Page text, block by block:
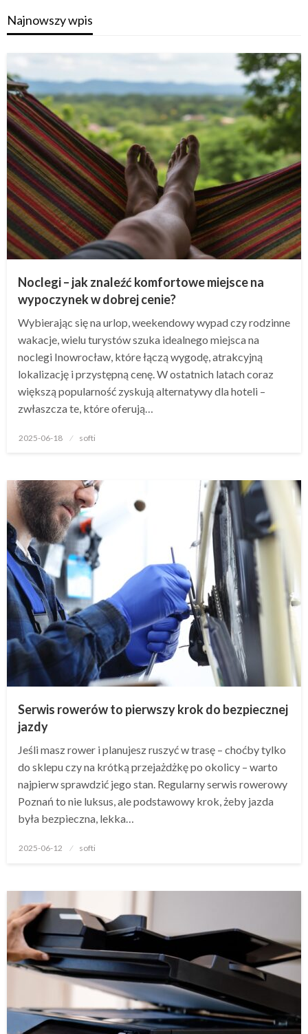
Najnowszy wpis
Noclegi – jak znaleźć komfortowe miejsce na
wypoczynek w dobrej cenie?
Wybierając się na urlop, weekendowy wypad czy rodzinne
wakacje, wielu turystów szuka idealnego miejsca na
noclegi Inowrocław, które łączą wygodę, atrakcyjną
lokalizację i przystępną cenę. W ostatnich latach coraz
większą popularność zyskują alternatywy dla hoteli –
zwłaszcza te, które oferują…
Opublikowane
2025-06-18 softi
Serwis rowerów to pierwszy krok do bezpiecznej
jazdy
Jeśli masz rower i planujesz ruszyć w trasę – choćby tylko
do sklepu czy na krótką przejażdżkę po okolicy – warto
najpierw sprawdzić jego stan. Regularny serwis rowerowy
Poznań to nie luksus, ale podstawowy krok, żeby jazda
była bezpieczna, lekka…
Opublikowane
2025-06-12 softi